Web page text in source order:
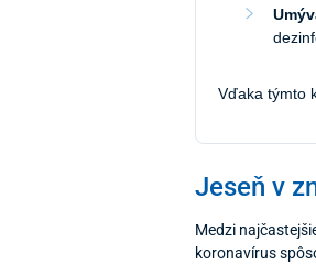
Vďaka týmto
Jeseň v
Medzi
koronavírus